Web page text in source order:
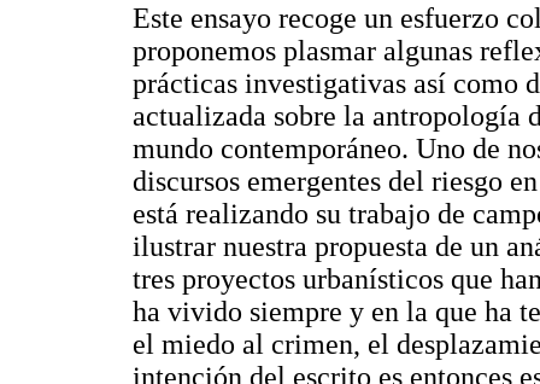
Este ensayo recoge un esfuerzo
proponemos plasmar algunas
prácticas investigativas así como
actualizada sobre la antropología
mundo contemporáneo. Uno de
discursos emergentes del riesgo
está realizando su trabajo de
ilustrar nuestra propuesta de un
tres proyectos urbanísticos que
ha vivido siempre y en la que ha
el miedo al crimen, el
intención del escrito es entonces